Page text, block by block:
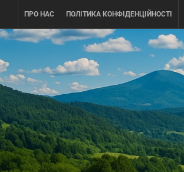
content
ПРО НАС ПОЛІТИКА КОНФІДЕНЦІЙНОСТІ